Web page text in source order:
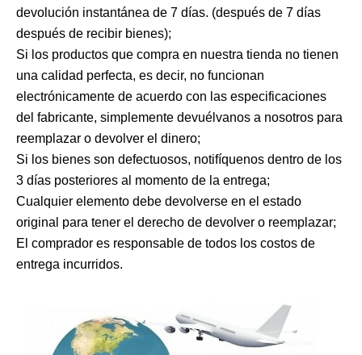
devolución instantánea de 7 días. (después de 7 días
después de recibir bienes);
Si los productos que compra en nuestra tienda no tienen
una calidad perfecta, es decir, no funcionan
electrónicamente de acuerdo con las especificaciones
del fabricante, simplemente devuélvanos a nosotros para
reemplazar o devolver el dinero;
Si los bienes son defectuosos, notifíquenos dentro de los
3 días posteriores al momento de la entrega;
Cualquier elemento debe devolverse en el estado
original para tener el derecho de devolver o reemplazar;
El comprador es responsable de todos los costos de
entrega incurridos.